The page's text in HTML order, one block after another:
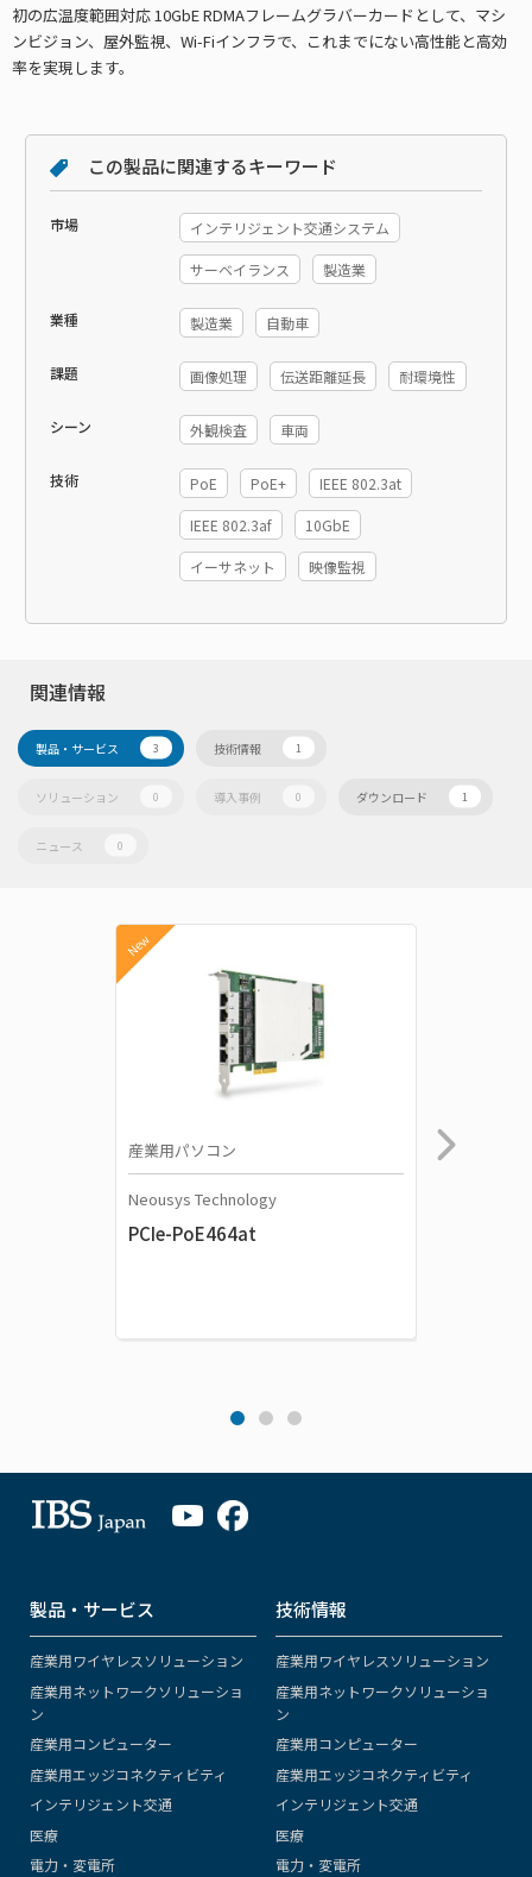
初の広温度範囲対応 10GbE RDMAフレームグラバーカードとして、マシ
ンビジョン、屋外監視、Wi-Fiインフラで、これまでにない高性能と高効
率を実現します。
この製品に関連するキーワード
市場 インテリジェント交通システム
サーベイランス 製造業
業種 製造業 自動車
課題 画像処理 伝送距離延長 耐環境性
シーン 外観検査 車両
技術 PoE PoE+ IEEE 802.3at
IEEE 802.3af 10GbE
イーサネット 映像監視
関連情報
製品・サービス 3 技術情報 1
ソリューション 0 導入事例 0 ダウンロード 1
ニュース 0
New
産業用パソコン
Neousys Technology
PCIe-PoE464at
製品・サービス
産業用ワイヤレスソリューション
産業用ネットワークソリューショ
ン
産業用コンピューター
産業用エッジコネクティビティ
インテリジェント交通
医療
電力・変電所
技術情報
産業用ワイヤレスソリューション
産業用ネットワークソリューショ
ン
産業用コンピューター
産業用エッジコネクティビティ
インテリジェント交通
医療
電力・変電所